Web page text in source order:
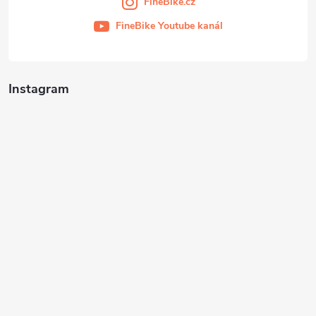
Instagram
FineBike Youtube kanál